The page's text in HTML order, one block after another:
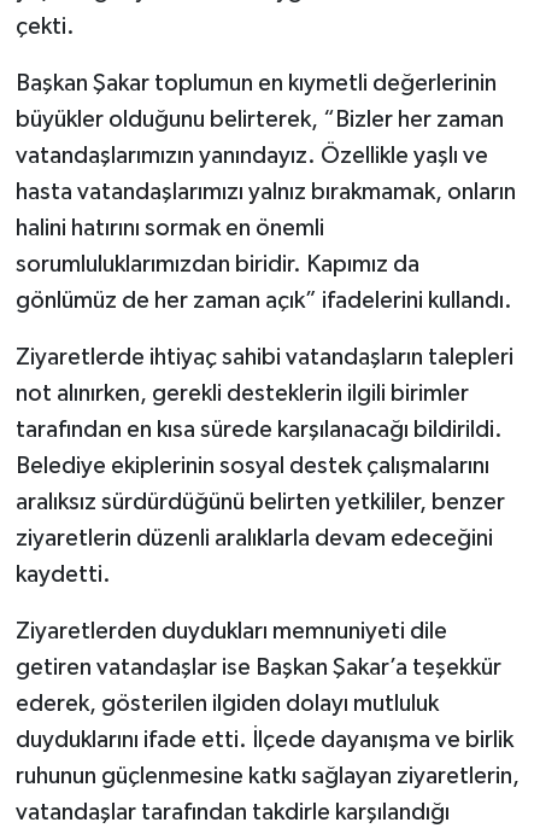
çekti.
Başkan Şakar toplumun en kıymetli değerlerinin
büyükler olduğunu belirterek, “Bizler her zaman
vatandaşlarımızın yanındayız. Özellikle yaşlı ve
hasta vatandaşlarımızı yalnız bırakmamak, onların
halini hatırını sormak en önemli
sorumluluklarımızdan biridir. Kapımız da
gönlümüz de her zaman açık” ifadelerini kullandı.
Ziyaretlerde ihtiyaç sahibi vatandaşların talepleri
not alınırken, gerekli desteklerin ilgili birimler
tarafından en kısa sürede karşılanacağı bildirildi.
Belediye ekiplerinin sosyal destek çalışmalarını
aralıksız sürdürdüğünü belirten yetkililer, benzer
ziyaretlerin düzenli aralıklarla devam edeceğini
kaydetti.
Ziyaretlerden duydukları memnuniyeti dile
getiren vatandaşlar ise Başkan Şakar’a teşekkür
ederek, gösterilen ilgiden dolayı mutluluk
duyduklarını ifade etti. İlçede dayanışma ve birlik
ruhunun güçlenmesine katkı sağlayan ziyaretlerin,
vatandaşlar tarafından takdirle karşılandığı